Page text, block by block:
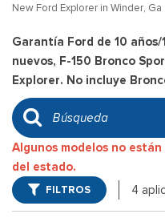
New Ford Explorer in Winder, Ga
Garantía Ford de 10
nuevos, F-150 Bronco
Explorer. No incluye
Algunos modelos no
del estado.
FILTROS 4